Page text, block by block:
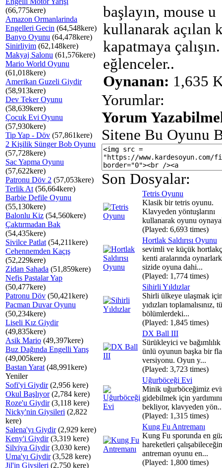
(66,775kere)
Amazon Ormanlarinda
Engelleri Gecin (64,548kere)
Banyo Oyunu (64,478kere)
Sinirliyim (62,148kere)
Makyaj Salonu (61,576kere)
Mario World Oyunu
(61,018kere)
Amerikan Guzeli Giydir
(58,913kere)
Dev Teker Oyunu
(58,639kere)
Çocuk Evi Oyunu
(57,930kere)
Tip Yap - Döv (57,861kere)
2 Kişilik Sünger Bob Oyunu
(57,728kere)
Sac Yapma Oyunu
(57,622kere)
Patronu Döv 2 (57,053kere)
Terlik At (56,664kere)
Barbie Defile Oyunu
(55,130kere)
Balonlu Kiz (54,560kere)
Çaktırmadan Bak
(54,435kere)
Sivilce Patlat (54,211kere)
Cehennemden Kaçış
(52,229kere)
Zidan Sahada (51,859kere)
Nefis Pastalar Yap
(50,477kere)
Patronu Döv (50,421kere)
Pacman Duvar Oyunu
(50,234kere)
Liseli Kız Giydir
(49,835kere)
Asik Mario (49,397kere)
Buz Dağında Engelli Yarış
(49,005kere)
Bastan Yarat (48,991kere)
Yeniler
Sofi'yi Giydir(2,956 kere)
Okul Başlıyor(2,784 kere)
Roze'u Giydir(3,118 kere)
Nicky'nin Giysileri (2,822
kere)
Salena'yı Giydir(2,929 kere)
Keny'i Giydir(3,319 kere)
Silviya Giydir(3,030 kere)
Uma'yı Giydir(3,528 kere)
Jil'in Giysileri (2,750 kere)
başlayın, mouse u
kullanarak açılan
kapatmaya
eğlenceler..
Oynanan: 1,635
Yorumlar:
Yorum
Sitene Bu Oyunu
Son Dosyalar:
Tetris Oyunu
Klasik bir tetris oyunu.
Klavyeden yöntuşlarını
kullanarak oyunu
(Played: 6,693 times)
Hortlak Saldırısı Oyunu
sevimli ve küçük
kenti aralarında
sizide oyuna dahi...
(Played: 1,774 times)
Sihirli Yıldızlar
Shirli ülkeye ulaşmak
yıdızları toplamalısınız,
bölümlerdeki...
(Played: 1,845 times)
DX Ball III
Sürükleyici ve
ünlü oyunun başka bir
versiyonu. Oyun y...
(Played: 3,723 times)
Uğurböceği Evi
Minik uğurböceğimiz
gidebilmek için
bekliyor, klavyeden
(Played: 1,315 times)
Kung Fu Antremanı
Kung Fu sporunda en
hareketleri
antreman oyunu en...
(Played: 1,800 times)